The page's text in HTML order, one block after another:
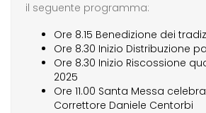
il seguente programma:
Ore 8.15 Benedizione dei
Ore 8.30 Inizio Distribuzione
Ore 8.30 Inizio Riscossione
2025
Ore 11.00 Santa Messa
Correttore Daniele Centorbi